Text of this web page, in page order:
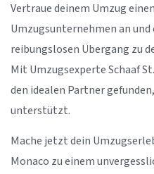
Vertraue deinem Umzug
Umzugsunternehmen an
reibungslosen Übergang zu
Mit Umzugsexperte Schaaf
den idealen Partner
unterstützt.
Mache jetzt dein
Monaco zu einem